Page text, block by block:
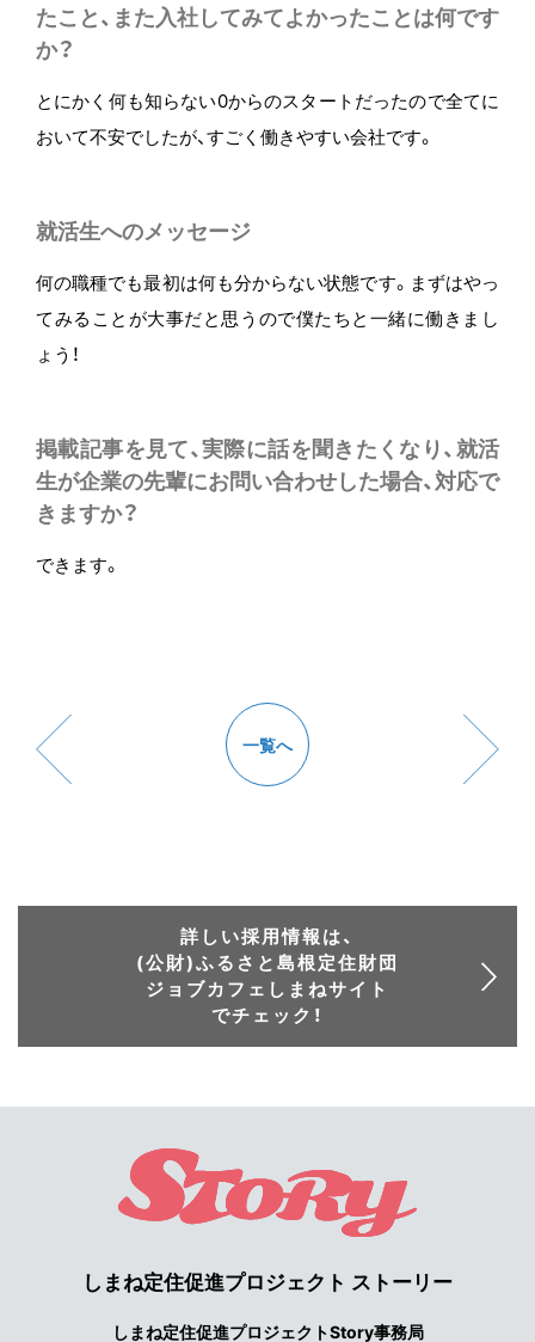
たこと、また入社してみてよかったことは何です
か？
とにかく何も知らない0からのスタートだったので全てに
おいて不安でしたが、すごく働きやすい会社です。
就活生へのメッセージ
何の職種でも最初は何も分からない状態です。まずはやっ
てみることが大事だと思うので僕たちと一緒に働きまし
ょう！
掲載記事を見て、実際に話を聞きたくなり、就活
生が企業の先輩にお問い合わせした場合、対応で
きますか？
できます。
一覧へ
詳しい採用情報は、
(公財)ふるさと島根定住財団
ジョブカフェしまねサイト
でチェック！
しまね定住促進プロジェクト ストーリー
しまね定住促進プロジェクトStory事務局